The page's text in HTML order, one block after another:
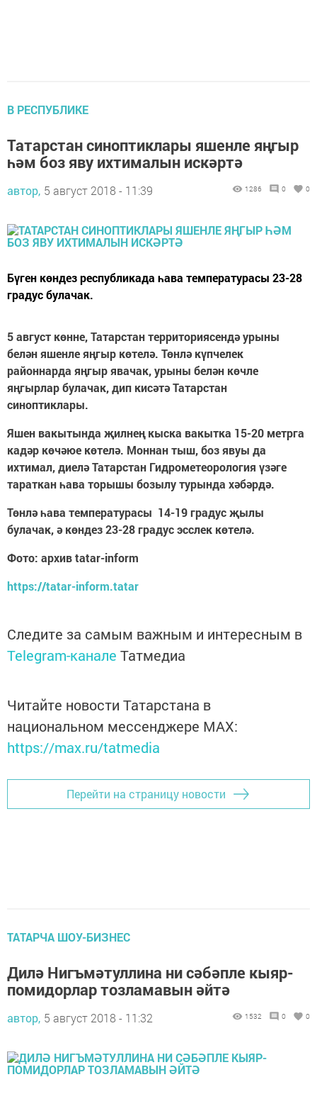
В РЕСПУБЛИКЕ
Татарстан синоптиклары яшенле яңгыр
һәм боз яву ихтималын искәртә
автор, 5 август 2018 - 11:39 1286 0 0
Бүген көндез республикада һава температурасы 23-28
градус булачак.
5 август көнне, Татарстан территориясендә урыны
белән яшенле яңгыр көтелә. Төнлә күпчелек
районнарда яңгыр явачак, урыны белән көчле
яңгырлар булачак, дип кисәтә Татарстан
синоптиклары.
Яшен вакытында җилнең кыска вакытка 15-20 метрга
кадәр көчәюе көтелә. Моннан тыш, боз явуы да
ихтимал, диелә Татарстан Гидрометеорология үзәге
тараткан һава торышы бозылу турында хәбәрдә.
Төнлә һава температурасы 14-19 градус җылы
булачак, ә көндез 23-28 градус эсслек көтелә.
Фото: архив tatar-inform
https://tatar-inform.tatar
Следите за самым важным и интересным в
Telegram-канале Татмедиа
Читайте новости Татарстана в
национальном мессенджере MАХ:
https://max.ru/tatmedia
Перейти на страницу новости
ТАТАРЧА ШОУ-БИЗНЕС
Дилә Нигъмәтуллина ни сәбәпле кыяр-
помидорлар тозламавын әйтә
автор, 5 август 2018 - 11:32 1532 0 0